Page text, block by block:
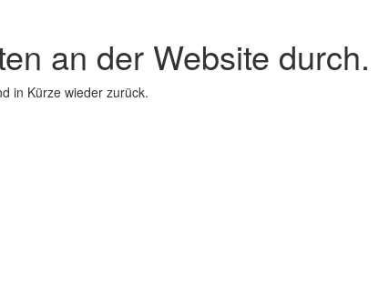
an der Website durch.
in Kürze wieder zurück.